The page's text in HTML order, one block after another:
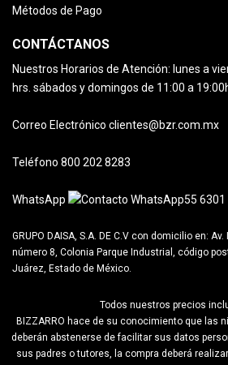
Métodos de Pago
CONTÁCTANOS
Nuestros Horarios de Atención: lunes a
hrs. sábados y domingos de 11:00 a
Correo Electrónico clientes@bzr.com.mx
Teléfono 800 202 8283
WhatsApp 55 6301
GRUPO DAISA, S.A. DE C.V con domicilio en: Av.
número 8, Colonia Parque Industrial, código
Juárez, Estado de México.
Todos nuestros precios
BIZZARRO hace de su conocimiento que las
deberán abstenerse de facilitar sus datos
sus padres o tutores, la compra deberá